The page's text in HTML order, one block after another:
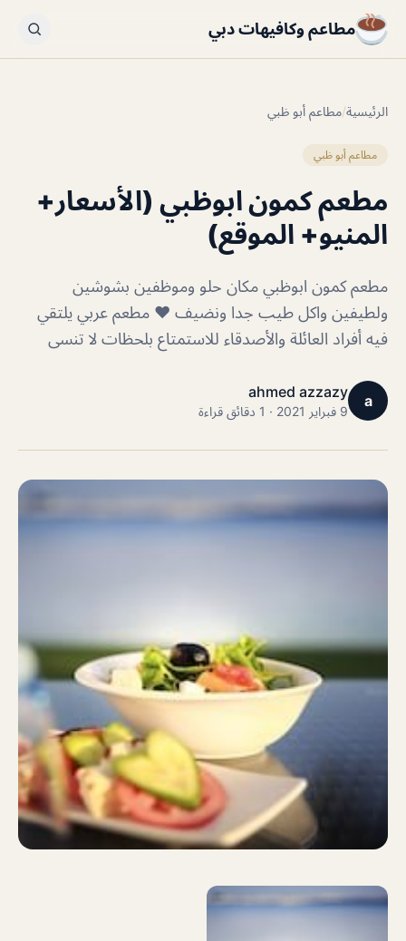
مطاعم وكافيهات دبي
الرئيسية/مطاعم أبو ظبي
مطاعم أبو ظبي
مطعم كمون ابوظبي (الأسعار+
المنيو+ الموقع)
مطعم كمون ابوظبي مكان حلو وموظفين بشوشين
ولطيفين واكل طيب جدا ونضيف ❤️ مطعم عربي يلتقي
فيه أفراد العائلة والأصدقاء للاستمتاع بلحظات لا تنسى
a
ahmed azzazy
9 فبراير 2021 · 1 دقائق قراءة